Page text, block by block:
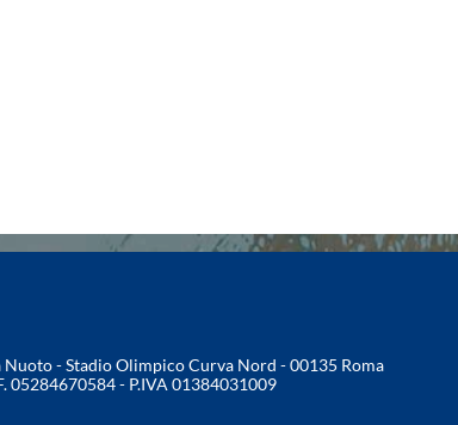
- Stadio Olimpico Curva Nord - 00135 Roma
05284670584 - P.IVA 01384031009